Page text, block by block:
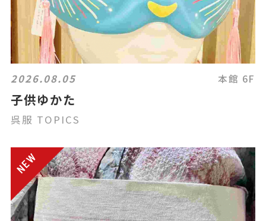
2026.08.05 本館 6F
子供ゆかた
呉服 TOPICS